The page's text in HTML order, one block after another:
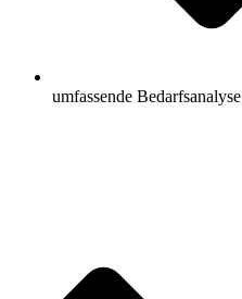
umfassende Bedarfsanalyse